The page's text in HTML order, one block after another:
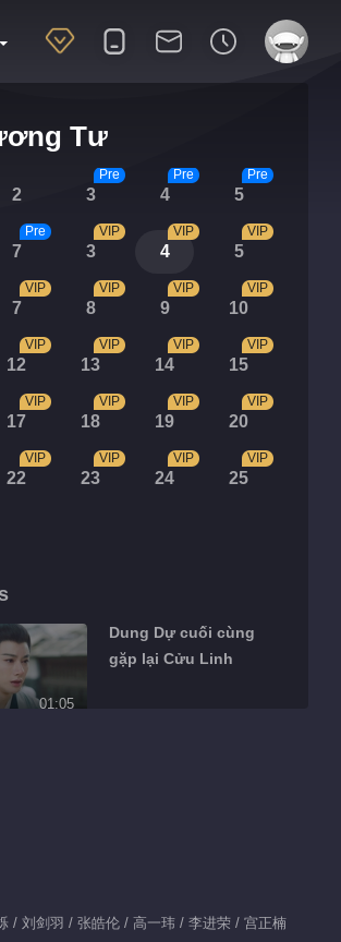
Tư
2 3
Pre
4
Pre
5
Pre
7
Pre
3
VIP
4
VIP
5
VIP
7
VIP
8
VIP
9
VIP
10
VIP
12
VIP
13
VIP
14
VIP
15
VIP
17
VIP
18
VIP
19
VIP
20
VIP
22
VIP
23
VIP
24
VIP
25
VIP
01:05
Dung Dự cuối cùng
gặp lại Cửu Linh
01:02
tràn đầy
/ 刘剑羽 / 张皓伦 / 高一玮 / 李进荣 / 宫正楠